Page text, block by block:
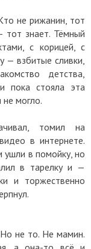
не рижанин, тот
знает. Тёмный
с корицей, с
— взбитые сливки,
детства,
пока стояла эта
не могло.
томил на
в интернете.
в помойку, но
в тарелку и —
и торжественно
не то. Не мамин.